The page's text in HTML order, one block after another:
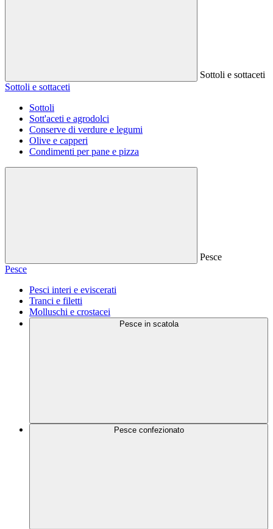
Sottoli e sottaceti
Sottoli e sottaceti
Sottoli
Sott'aceti e agrodolci
Conserve di verdure e legumi
Olive e capperi
Condimenti per pane e pizza
Pesce
Pesce
Pesci interi e eviscerati
Tranci e filetti
Molluschi e crostacei
Pesce in scatola
Pesce confezionato